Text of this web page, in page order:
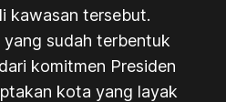
kawasan tersebut.
sudah terbentuk
komitmen Presiden
kota yang layak